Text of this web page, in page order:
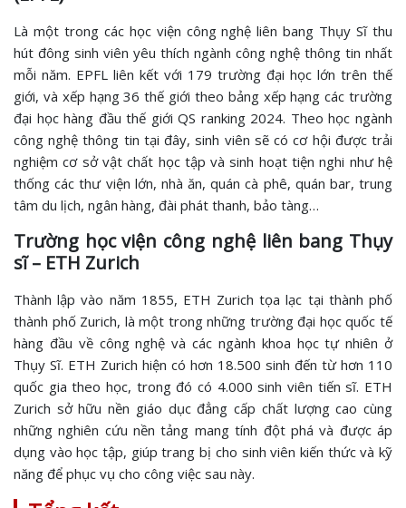
Là một trong các học viện công nghệ liên bang Thụy Sĩ thu
hút đông sinh viên yêu thích ngành công nghệ thông tin nhất
mỗi năm. EPFL liên kết với 179 trường đại học lớn trên thế
giới, và xếp hạng 36 thế giới theo bảng xếp hạng các trường
đại học hàng đầu thế giới QS ranking 2024. Theo học ngành
công nghệ thông tin tại đây, sinh viên sẽ có cơ hội được trải
nghiệm cơ sở vật chất học tập và sinh hoạt tiện nghi như hệ
thống các thư viện lớn, nhà ăn, quán cà phê, quán bar, trung
tâm du lịch, ngân hàng, đài phát thanh, bảo tàng…
Trường học viện công nghệ liên bang Thụy
sĩ – ETH Zurich
Thành lập vào năm 1855, ETH Zurich tọa lạc tại thành phố
thành phố Zurich, là một trong những trường đại học quốc tế
hàng đầu về công nghệ và các ngành khoa học tự nhiên ở
Thụy Sĩ. ETH Zurich hiện có hơn 18.500 sinh đến từ hơn 110
quốc gia theo học, trong đó có 4.000 sinh viên tiến sĩ. ETH
Zurich sở hữu nền giáo dục đẳng cấp chất lượng cao cùng
những nghiên cứu nền tảng mang tính đột phá và được áp
dụng vào học tập, giúp trang bị cho sinh viên kiến thức và kỹ
năng để phục vụ cho công việc sau này.